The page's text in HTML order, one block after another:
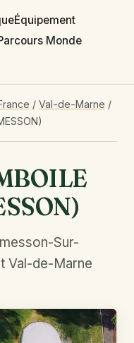
Équipement
Monde
/ Val-de-Marne /
Sur-
Val-de-Marne